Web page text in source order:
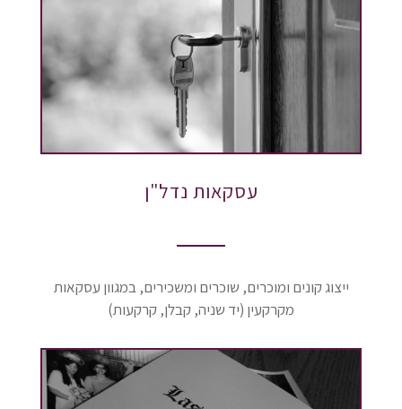
עסקאות נדל"ן
ייצוג קונים ומוכרים, שוכרים ומשכירים, במגוון עסקאות
מקרקעין (יד שניה, קבלן, קרקעות)